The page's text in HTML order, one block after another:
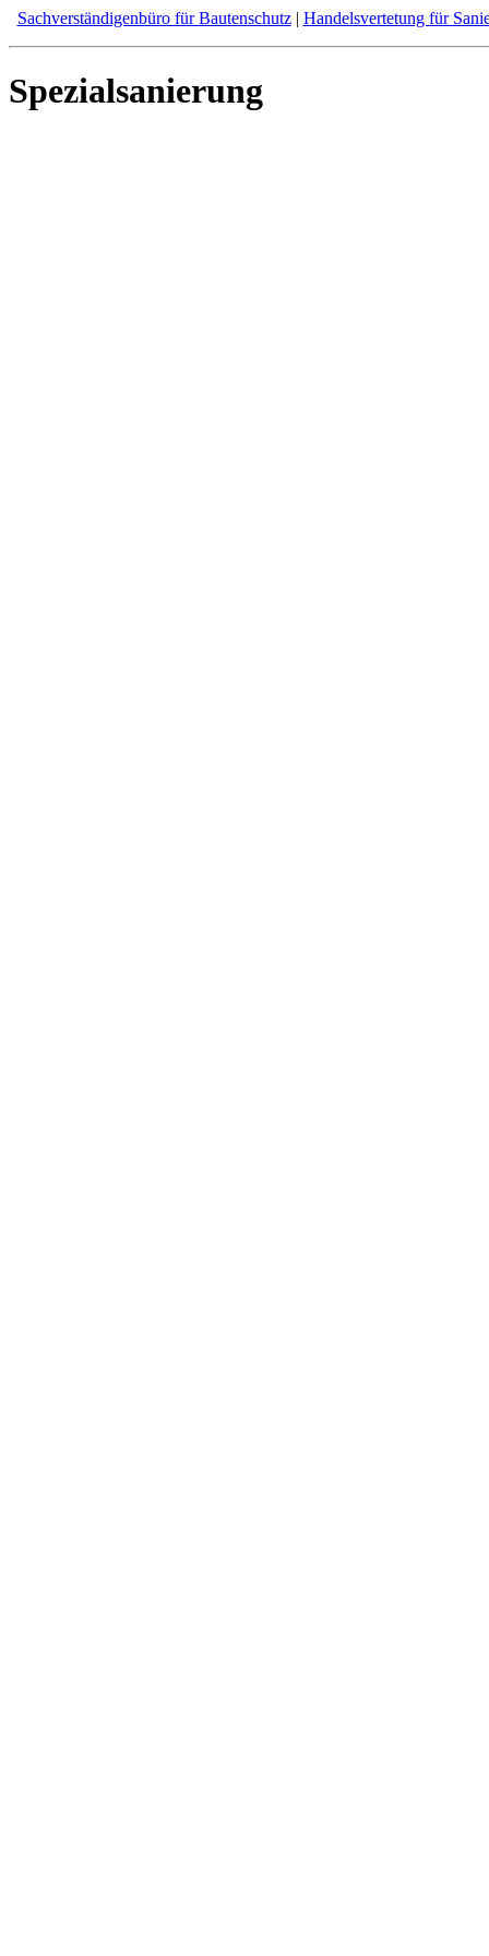
Sachverständigenbüro für Bautenschutz| Handelsvertetung für
Spezialsanierung